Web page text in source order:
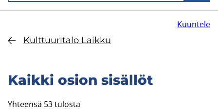
Kult­tuu­ri­ta­lo Laik­ku
Kuuntele
Kaik­ki osion si­säl­löt
Yhteensä 53 tulosta